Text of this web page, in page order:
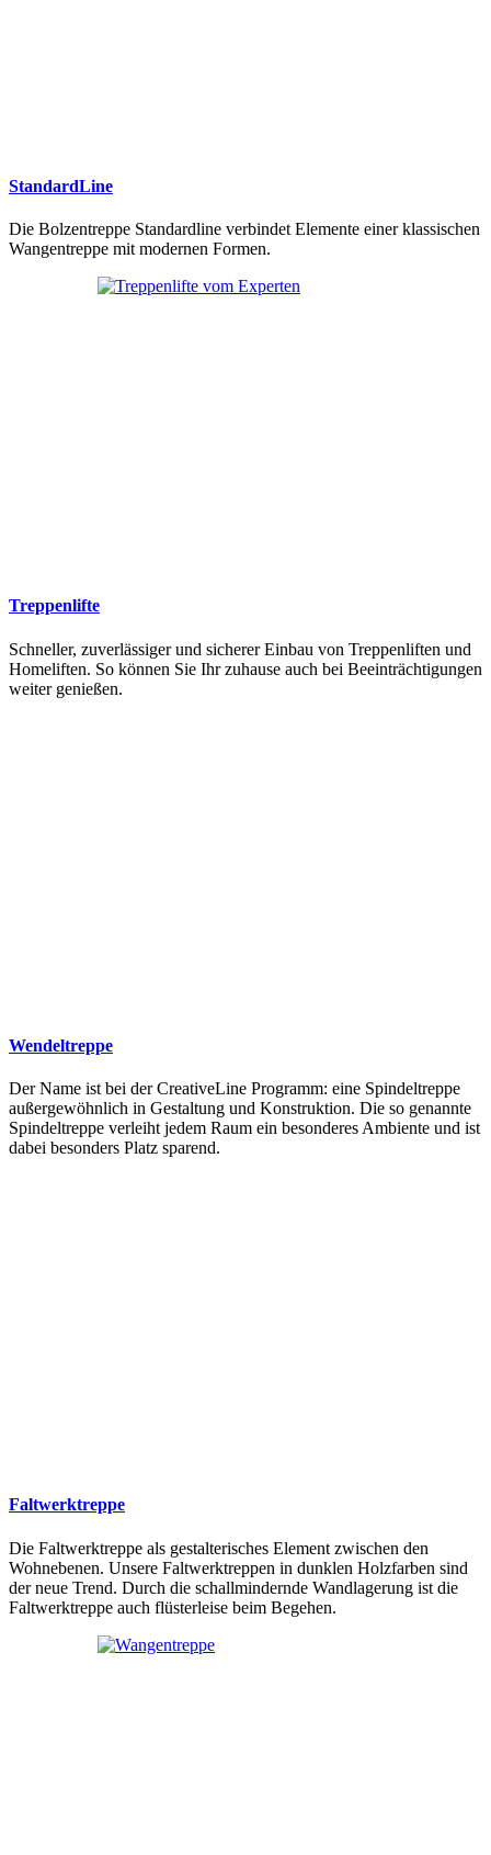
StandardLine
Die Bolzentreppe Standardline verbindet Elemente einer klassischen
Wangentreppe mit modernen Formen.
Treppenlifte
Schneller, zuverlässiger und sicherer Einbau von Treppenliften und
Homeliften. So können Sie Ihr zuhause auch bei Beeinträchtigungen
weiter genießen.
Wendeltreppe
Der Name ist bei der CreativeLine Programm: eine Spindeltreppe
außergewöhnlich in Gestaltung und Konstruktion. Die so genannte
Spindeltreppe verleiht jedem Raum ein besonderes Ambiente und ist
dabei besonders Platz sparend.
Faltwerktreppe
Die Faltwerktreppe als gestalterisches Element zwischen den
Wohnebenen. Unsere Faltwerktreppen in dunklen Holzfarben sind
der neue Trend. Durch die schallmindernde Wandlagerung ist die
Faltwerktreppe auch flüsterleise beim Begehen.